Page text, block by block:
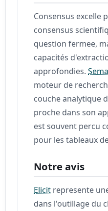
Consensus excelle
consensus
question fermee,
capacités
approfondies.
moteur de
couche analytique
proche dans son
est souvent percu
pour les tableaux
Notre avis
Elicit represente
dans l'outillage du